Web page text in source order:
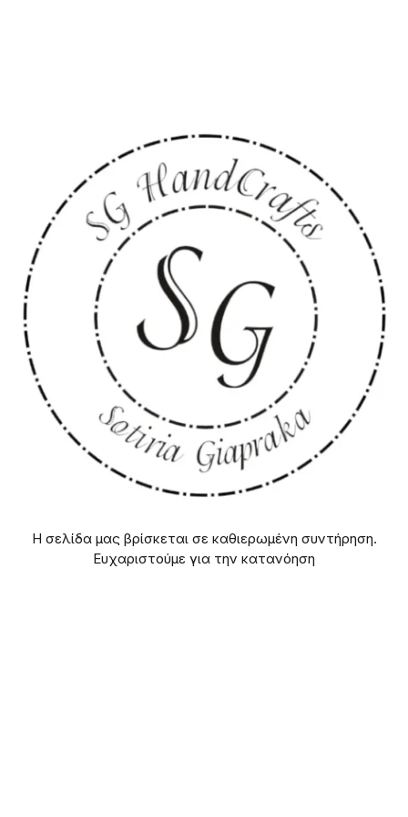
Η σελίδα μας βρίσκεται σε καθιερωμένη συντήρηση.
Ευχαριστούμε για την κατανόηση